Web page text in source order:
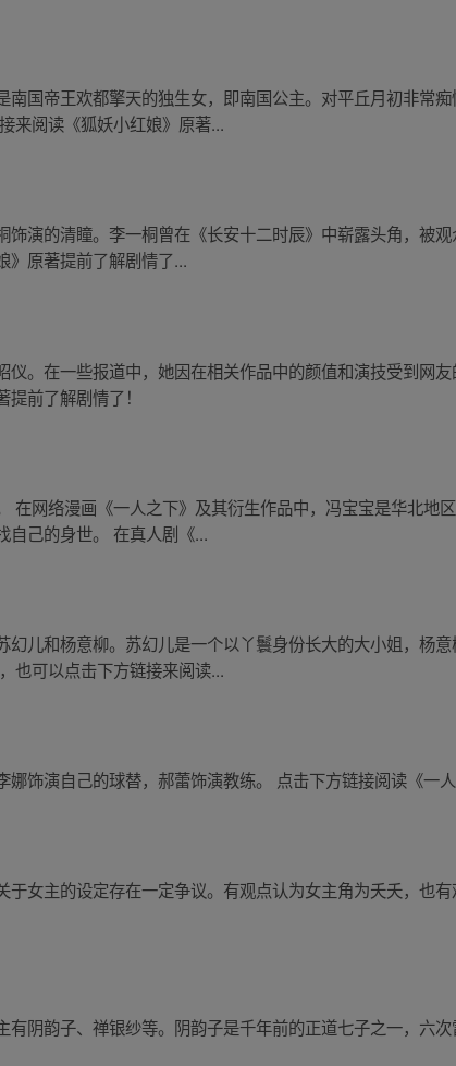
南国帝王欢都擎天的独生女，即南国公主。对平丘月初非常
来阅读《狐妖小红娘》原著...
演的清瞳。李一桐曾在《长安十二时辰》中崭露头角，被
》原著提前了解剧情了...
。在一些报道中，她因在相关作品中的颜值和演技受到网友
前了解剧情了！
在网络漫画《一人之下》及其衍生作品中，冯宝宝是华北地
自己的身世。 在真人剧《...
幻儿和杨意柳。苏幻儿是一个以丫鬟身份长大的大小姐，杨意
也可以点击下方链接来阅读...
饰演自己的球替，郝蕾饰演教练。 点击下方链接阅读《一人
女主的设定存在一定争议。有观点认为女主角为夭夭，也
阴韵子、禅银纱等。阴韵子是千年前的正道七子之一，六